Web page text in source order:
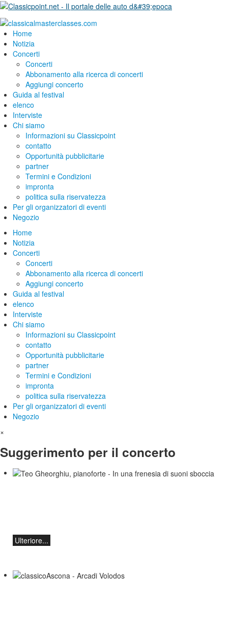
Home
Notizia
Concerti
Concerti
Abbonamento alla ricerca di concerti
Aggiungi concerto
Guida al festival
elenco
Interviste
Chi siamo
Informazioni su Classicpoint
contatto
Opportunità pubblicitarie
partner
Termini e Condizioni
impronta
politica sulla riservatezza
Per gli organizzatori di eventi
Negozio
Home
Notizia
Concerti
Concerti
Abbonamento alla ricerca di concerti
Aggiungi concerto
Guida al festival
elenco
Interviste
Chi siamo
Informazioni su Classicpoint
contatto
Opportunità pubblicitarie
partner
Termini e Condizioni
impronta
politica sulla riservatezza
Per gli organizzatori di eventi
Negozio
×
Suggerimento per il concerto
Ulteriore...